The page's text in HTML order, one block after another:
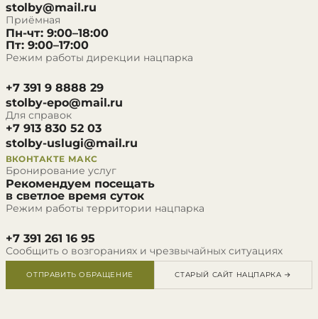
stolby@mail.ru
Приёмная
Пн-чт: 9:00–18:00
Пт: 9:00–17:00
Режим работы дирекции нацпарка
+7 391 9 8888 29
stolby-epo@mail.ru
Для справок
+7 913 830 52 03
stolby-uslugi@mail.ru
ВКОНТАКТЕ МАКС
Бронирование услуг
Рекомендуем посещать
в светлое время суток
Режим работы территории нацпарка
+7 391 261 16 95
Сообщить о возгораниях и чрезвычайных ситуациях
ОТПРАВИТЬ ОБРАЩЕНИЕ СТАРЫЙ САЙТ НАЦПАРКА →